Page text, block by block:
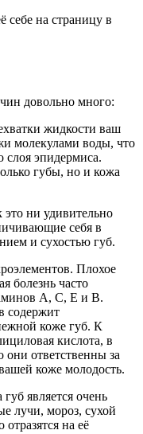
себе на страницу в
довольно много:
жидкости ваш
молекулами воды, что
слоя эпидермиса.
губы, но и кожа
ни удивительно
себя в
и сухостью губ.
Плохое
болезнь часто
А, С, Е и В.
содержит
коже губ. К
кислота, в
ответственны за
коже молодость.
является очень
лучи, мороз, сухой
на её